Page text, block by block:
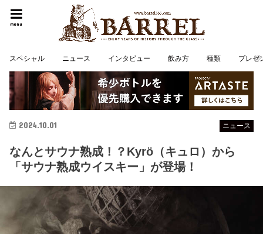
menu
スペシャル ニュース インタビュー 飲み方 種類 プレゼ
ニュース
2024.10.01
なんとサウナ熟成！？Kyrö（キュロ）から
「サウナ熟成ウイスキー」が登場！